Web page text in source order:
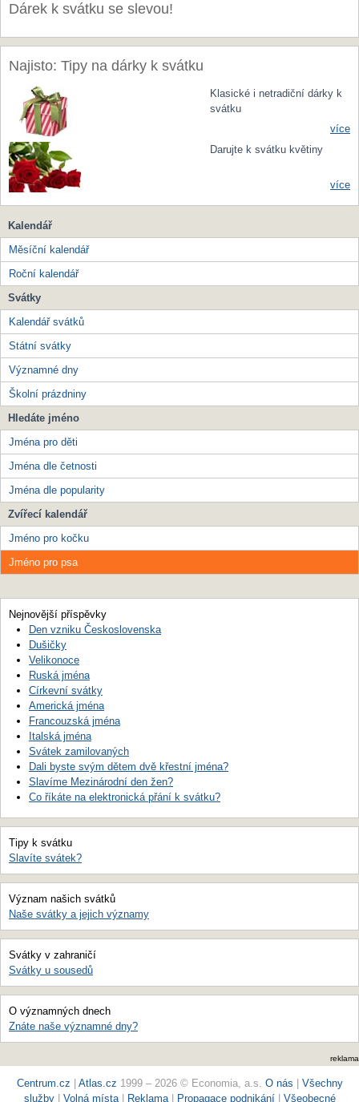
Dárek k svátku se slevou!
Najisto: Tipy na dárky k svátku
Klasické i netradiční dárky k
svátku
více
Darujte k svátku květiny
více
Kalendář
Měsíční kalendář
Roční kalendář
Svátky
Kalendář svátků
Státní svátky
Významné dny
Školní prázdniny
Hledáte jméno
Jména pro děti
Jména dle četnosti
Jména dle popularity
Zvířecí kalendář
Jméno pro kočku
Jméno pro psa
Nejnovější příspěvky
Den vzniku Československa
Dušičky
Velikonoce
Ruská jména
Církevní svátky
Americká jména
Francouzská jména
Italská jména
Svátek zamilovaných
Dali byste svým dětem dvě křestní jména?
Slavíme Mezinárodní den žen?
Co říkáte na elektronická přání k svátku?
Tipy k svátku
Slavíte svátek?
Význam našich svátků
Naše svátky a jejich významy
Svátky v zahraničí
Svátky u sousedů
O významných dnech
Znáte naše významné dny?
reklama
Centrum.cz Atlas.cz 1999 – 2026 © Economia, a.s. O nás
Všechny
služby
Volná místa| Reklama Propagace podnikání| Všeobecné